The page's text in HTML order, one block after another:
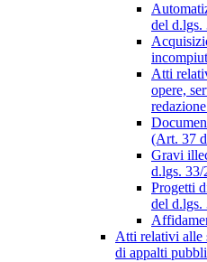
del d.lgs.
Atti
opere,
(Art. 37
Gravi
d.lgs. 33/
Progetti
del d.lgs.
Atti relativi alle
di appalti